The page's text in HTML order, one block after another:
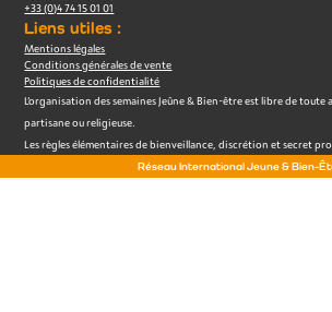
+33 (0)4 74 15 01 01
Liens utiles :
Mentions légales
Conditions générales de vente
Politiques de confidentialité
L’organisation des semaines Jeûne & Bien-être est libre de
partisane ou religieuse.
Les règles élémentaires de bienveillance, discrétion et secret
Réseau International Jeune & Bien-